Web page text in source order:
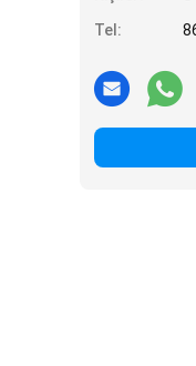
Tel: